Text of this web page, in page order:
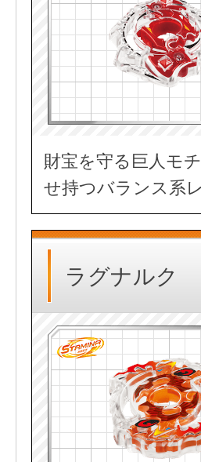
財宝を守る巨人モ
せ持つバランス系
ラグナルク